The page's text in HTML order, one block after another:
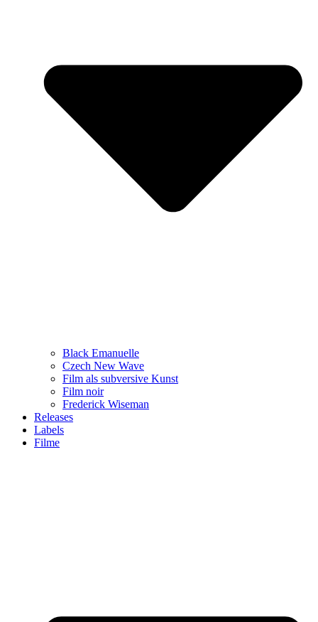
Black Emanuelle
Czech New Wave
Film als subversive Kunst
Film noir
Frederick Wiseman
Releases
Labels
Filme